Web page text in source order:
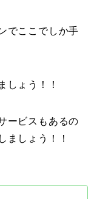
でここでしか手
しょう！！
ービスもあるの
ましょう！！